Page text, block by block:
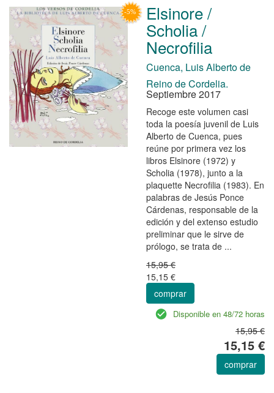
Elsinore /
Scholia /
Necrofilia
Cuenca, Luis Alberto de
Reino de Cordelia.
Septiembre 2017
Recoge este volumen casi
toda la poesía juvenil de Luis
Alberto de Cuenca, pues
reúne por primera vez los
libros Elsinore (1972) y
Scholia (1978), junto a la
plaquette Necrofilia (1983). En
palabras de Jesús Ponce
Cárdenas, responsable de la
edición y del extenso estudio
preliminar que le sirve de
prólogo, se trata de ...
15,95 €
15,15 €
comprar
Disponible en 48/72 horas
15,95 €
15,15 €
comprar